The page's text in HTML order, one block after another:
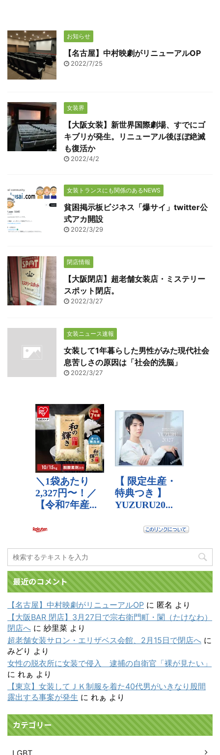
お知らせ
【名古屋】中村映劇がリニューアルOP
2022/7/25
女装界
【大阪女装】新世界国際劇場、すでにゴ
キブリが発生。リニューアル後ほぼ絶滅
も復活か
2022/4/2
女装トランスにも関係のあるNEWS
貧困掲示板ビジネス「爆サイ」twitter公
式アカ開設
2022/3/29
閉店情報
【大阪閉店】超老舗女装店・ミステリー
スポット閉店。
2022/3/27
女装ニュース速報
女装して1年暮らした男性がみた現代社会
息苦しさの原因は「社会的洗脳」
2022/3/27
最近のコメント
【名古屋】中村映劇がリニューアルOP に 匿名 より
【大阪BAR 閉店】3月27日で宗右衛門町・闌（たけなわ）
閉店へ に 紗里菜 より
超老舗女装サロン・エリザベス会館、2月15日で閉店へ に
みどり より
女性の脱衣所に女装で侵入 逮捕の自衛官「裸が見たい」
に れぁ より
【東京】女装してＪＫ制服を着た40代男がいきなり股間
露出する事案が発生 に れぁ より
カテゴリー
LGBT